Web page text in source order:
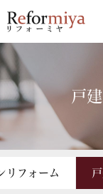
戸
リフォーム